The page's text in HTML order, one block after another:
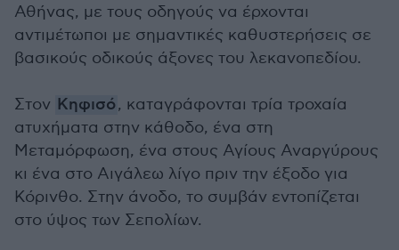
Αθήνας, με τους οδηγούς να έρχονται
αντιμέτωποι με σημαντικές καθυστερήσεις σε
βασικούς οδικούς άξονες του λεκανοπεδίου.
Στον Κηφισό, καταγράφονται τρία τροχαία
ατυχήματα στην κάθοδο, ένα στη
Μεταμόρφωση, ένα στους Αγίους Αναργύρους
κι ένα στο Αιγάλεω λίγο πριν την έξοδο για
Κόρινθο. Στην άνοδο, το συμβάν εντοπίζεται
στο ύψος των Σεπολίων.